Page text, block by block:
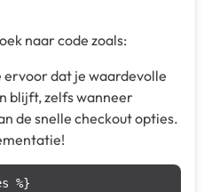
naar code zoals:
ervoor dat je waardevolle
blijft, zelfs wanneer
de snelle checkout opties.
%}